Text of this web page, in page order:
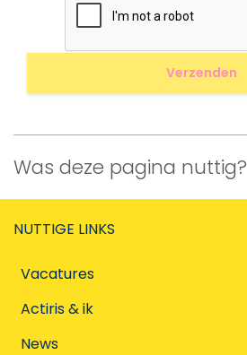
Was deze pagina nuttig?
NUTTIGE LINKS
Vacatures
Actiris & ik
News